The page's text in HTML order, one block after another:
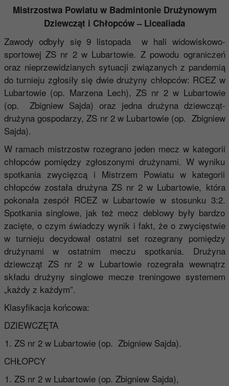
Mistrzostwa Powiatu w Badmintonie Drużynowym
Dziewcząt i Chłopców – Licealiada
Zawody odbyły się 9 listopada w hali widowiskowo-
sportowej ZS nr 2 w Lubartowie. Z powodu ograniczeń
oraz nieprzewidzianych sytuacji związanych z pandemią
do turnieju zgłosiły się dwie drużyny chłopców: RCEZ w
Lubartowie (op. Marzena Lech), ZS nr 2 w Lubartowie
(op. Zbigniew Sajda) oraz jedna drużyna dziewcząt-
drużyna gospodarzy, ZS nr 2 w Lubartowie (op. Zbigniew
Sajda).
W ramach mistrzostw rozegrano jeden mecz w kategorii
chłopców pomiędzy zgłoszonymi drużynami. W wyniku
spotkania zwycięzcą i Mistrzem Powiatu w kategorii
chłopców została drużyna ZS nr 2 w Lubartowie, która
pokonała zespół RCEZ w Lubartowie w stosunku 3:2.
Spotkania singlowe, jak też mecz deblowy były bardzo
zacięte, o czym świadczy wynik i fakt, że o zwycięstwie
w turnieju decydował ostatni set rozegrany pomiędzy
drużynami w ostatnim meczu spotkania. Drużyna
dziewcząt ZS nr 2 w Lubartowie rozegrała wewnątrz
składu drużyny singlowe mecze treningowe systemem
„każdy z każdym”.
Klasyfikacja końcowa:
DZIEWCZĘTA
ZS nr 2 w Lubartowie (op. Zbigniew Sajda).
CHŁOPCY
ZS nr 2 w Lubartowie (op. Zbigniew Sajda),